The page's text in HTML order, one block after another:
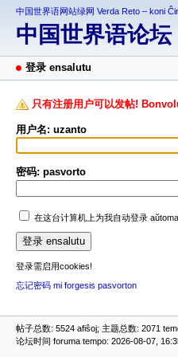
中国世界语网站绿网 Verda Reto – koni
中国世界语论
登录 ensalutu
只有注册用户可以发帖!
用户名: uzanto
密码: pasvorto
在这台计算机上为我自动登录
登录需启用cookies!
忘记密码 mi forgesis pasvorton
帖子总数: 5524 afiŝoj; 主题总数: 2071
论坛时间 foruma tempo: 2026-08-07,